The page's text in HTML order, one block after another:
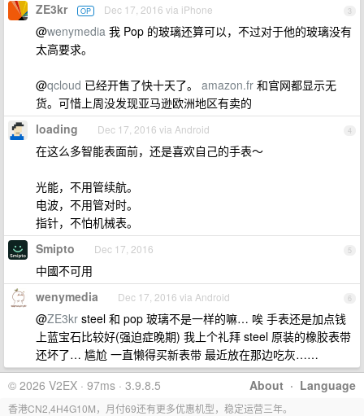
3
ZE3kr OP Dec 17, 2016 via iPhone
@wenymedia 我 Pop 的玻璃还算可以，不过对于他的玻璃没有
太高要求。
@qcloud 已经开售了快十天了。 amazon.fr 和官网都显示无
货。可惜上周没发现亚马逊欧洲地区有卖的
4
loading Dec 17, 2016 via Android
在这么多智能表面前，还是喜欢自己的手表～
光能，不用管续航。
电波，不用管对时。
指针，不怕机械表。
5
Smipto Dec 17, 2016
中國不可用
6
wenymedia Dec 17, 2016 via Android
@ZE3kr steel 和 pop 玻璃不是一样的嘛… 唉 手表还是加点钱
上蓝宝石比较好(强迫症晚期) 我上个礼拜 steel 原装的橡胶表带
还坏了… 尴尬 一直懒得买新表带 最近放在那边吃灰……
About · Language
© 2026 V2EX · 97ms · 3.9.8.5
香港CN2,4H4G10M，月付69还有更多优惠机型，稳定运营三年。